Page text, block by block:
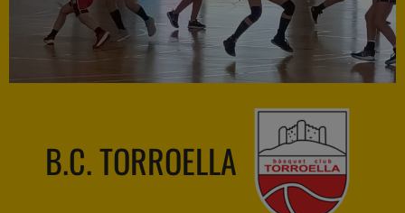
B.C. TORROELLA